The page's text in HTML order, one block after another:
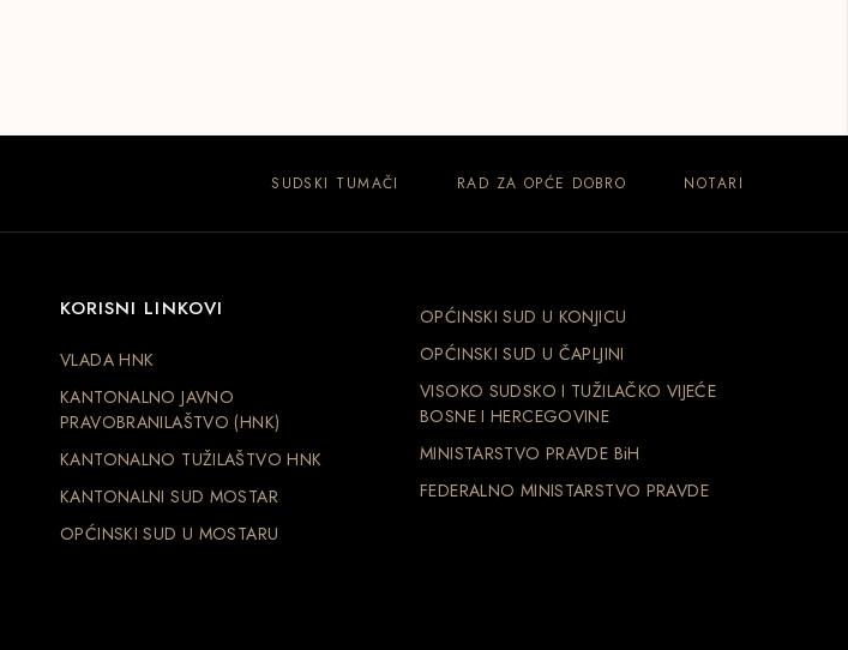
SUDSKI TUMAČI RAD ZA OPĆE DOBRO NOTARI
KORISNI LINKOVI
VLADA HNK
KANTONALNO JAVNO
PRAVOBRANILAŠTVO (HNK)
KANTONALNO TUŽILAŠTVO HNK
KANTONALNI SUD MOSTAR
OPĆINSKI SUD U MOSTARU
OPĆINSKI SUD U KONJICU
OPĆINSKI SUD U ČAPLJINI
VISOKO SUDSKO I TUŽILAČKO VIJEĆE
BOSNE I HERCEGOVINE
MINISTARSTVO PRAVDE BiH
FEDERALNO MINISTARSTVO PRAVDE